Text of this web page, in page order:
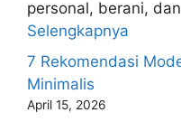
personal, berani,
Selengkapnya
7 Rekomendasi
Minimalis
April 15, 2026